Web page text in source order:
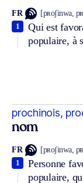
FR [pʀoʃinwa,
Qui est
populaire, à
1
prochinois,
nom
FR [pʀoʃinwa,
Personne
populaire,
1